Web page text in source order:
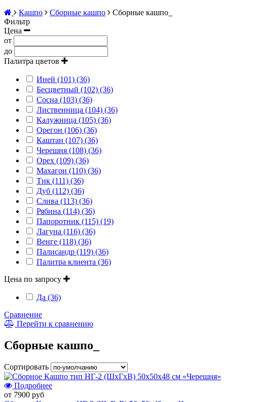
Кашпо
Сборные кашпо
Сборные кашпо_
Фильтр
Цена
от
до
Палитра цветов
Иней (101) (36)
Бесцветный (102) (36)
Сосна (103) (36)
Лиственница (104) (36)
Калужница (105) (36)
Орегон (106) (36)
Каштан (107) (36)
Черешня (108) (36)
Орех (109) (36)
Махагон (110) (36)
Тик (111) (36)
Дуб (112) (36)
Слива (113) (36)
Рябина (114) (36)
Папоротник (115) (19)
Лагуна (116) (36)
Венге (118) (36)
Палисандр (119) (36)
Палитра клиента (36)
Цена по запросу
Да (36)
Сравнение
Перейти к сравнению
Сборные кашпо_
Сортировать
Подробнее
от 7900 руб